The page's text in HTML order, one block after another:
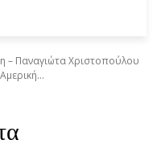
– Παναγιώτα Χριστοπούλου